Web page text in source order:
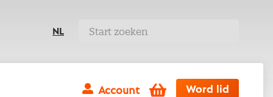
NL
Account Winkelwagen
Word lid